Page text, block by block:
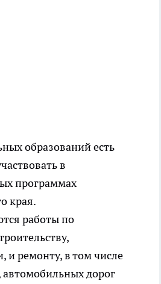
образований есть
в
программах
края.
работы по
и ремонту, в том числе
дорог